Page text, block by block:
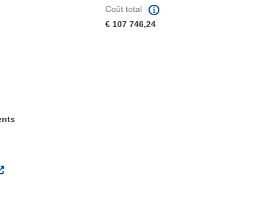
fenêtre)
dans une nouvelle fenêtre)
une nouvelle fenêtre)
Coût total
€ 107 746,24